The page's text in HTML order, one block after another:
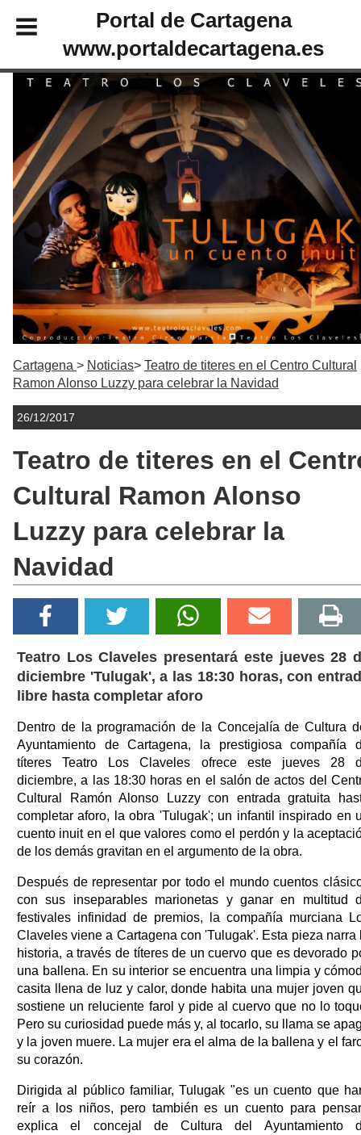
Portal de Cartagena
www.portaldecartagena.es
Cartagena Noticias
Teatro de titeres en el Centro Cultural
Ramon Alonso Luzzy para celebrar la Navidad
26/12/2017
Teatro de titeres en el
Cultural Ramon Alonso
Luzzy para celebrar la
Navidad
Teatro Los Claveles presentará este jueves 28
diciembre 'Tulugak', a las 18:30 horas, con
libre hasta completar aforo
Dentro de la programación de la Concejalía de Cultura
Ayuntamiento de Cartagena, la prestigiosa compañía
títeres Teatro Los Claveles ofrece este jueves 28
diciembre, a las 18:30 horas en el salón de actos del
Cultural Ramón Alonso Luzzy con entrada gratuita
completar aforo, la obra 'Tulugak'; un infantil inspirado en
cuento inuit en el que valores como el perdón y la
de los demás gravitan en el argumento de la obra.
Después de representar por todo el mundo cuentos
con sus inseparables marionetas y ganar en multitud
festivales infinidad de premios, la compañía murciana
Claveles viene a Cartagena con 'Tulugak'. Esta pieza narra
historia, a través de títeres de un cuervo que es devorado
una ballena. En su interior se encuentra una limpia y
casita llena de luz y calor, donde habita una mujer joven
sostiene un reluciente farol y pide al cuervo que no lo
Pero su curiosidad puede más y, al tocarlo, su llama se
y la joven muere. La mujer era el alma de la ballena y el
su corazón.
Dirigida al público familiar, Tulugak "es un cuento que
reír a los niños, pero también es un cuento para
explica el concejal de Cultura del Ayuntamiento